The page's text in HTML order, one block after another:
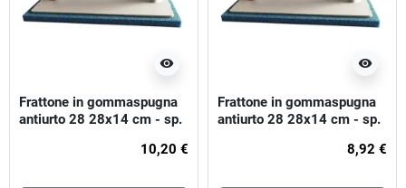
visibility
Frattone in gommaspugna
antiurto 28 28x14 cm - sp.
10,20 €
visibility
Frattone in gommaspugna
antiurto 28 28x14 cm - sp.
8,92 €